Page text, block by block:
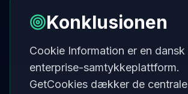
Konklusionen
Cookie Information er en dansk
enterprise-samtykkeplattform.
GetCookies dækker de centrale